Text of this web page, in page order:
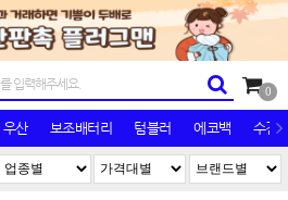
0
우산 보조배터리 텀블러 에코백 수건/